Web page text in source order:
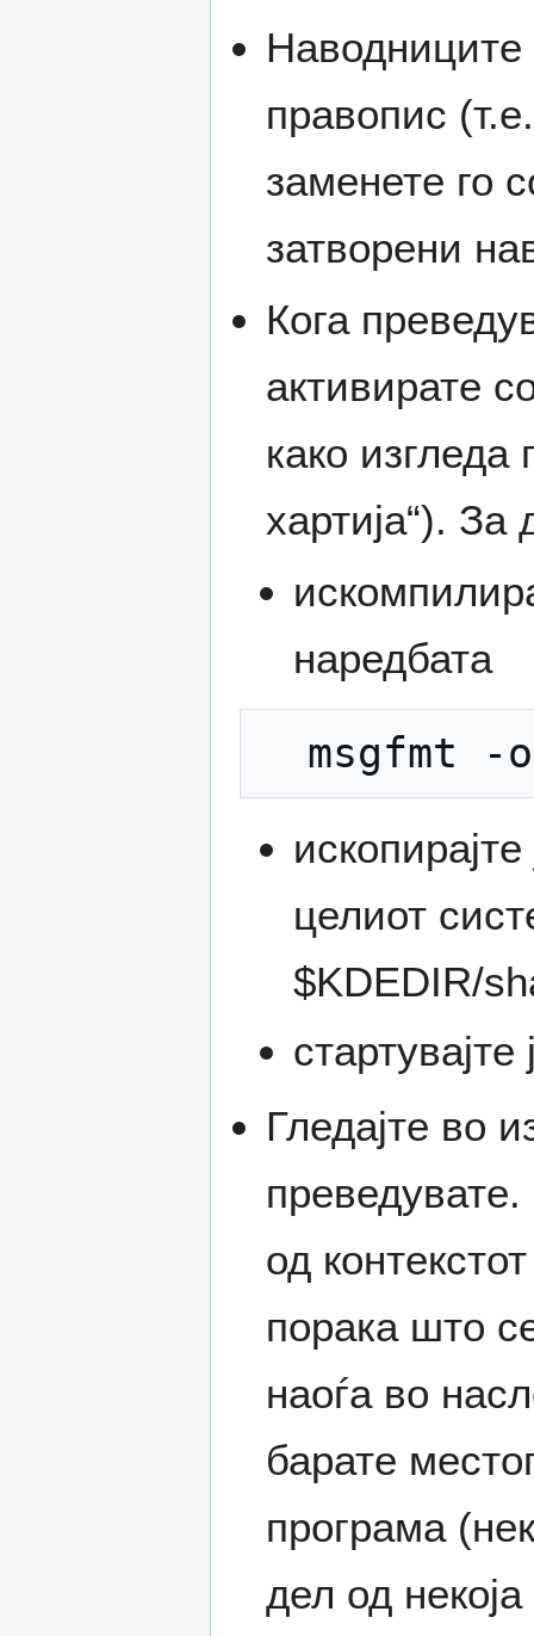
Наводниците
правопис
заменете го
затворени
Кога
активирате
како
хартија“). За
наредбата
целиот
$KDEDIR/
Гледајте во
од
порака што
наоѓа во
барате
програма
дел од